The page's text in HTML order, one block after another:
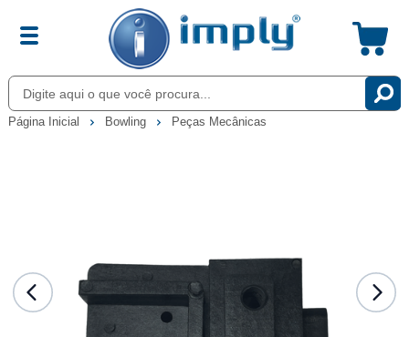
Página Inicial Bowling Peças Mecânicas